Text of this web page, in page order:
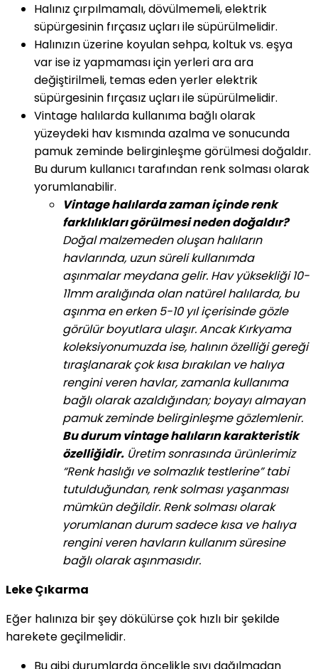
Halınız çırpılmamalı, dövülmemeli, elektrik
süpürgesinin fırçasız uçları ile süpürülmelidir.
Halınızın üzerine koyulan sehpa, koltuk vs. eşya
var ise iz yapmaması için yerleri ara ara
değiştirilmeli, temas eden yerler elektrik
süpürgesinin fırçasız uçları ile süpürülmelidir.
Vintage halılarda kullanıma bağlı olarak
yüzeydeki hav kısmında azalma ve sonucunda
pamuk zeminde belirginleşme görülmesi doğaldır.
Bu durum kullanıcı tarafından renk solması olarak
yorumlanabilir.
Vintage halılarda zaman içinde renk
farklılıkları görülmesi neden doğaldır?
Doğal malzemeden oluşan halıların
havlarında, uzun süreli kullanımda
aşınmalar meydana gelir. Hav yüksekliği 10-
11mm aralığında olan natürel halılarda, bu
aşınma en erken 5-10 yıl içerisinde gözle
görülür boyutlara ulaşır. Ancak Kırkyama
koleksiyonumuzda ise, halının özelliği gereği
tıraşlanarak çok kısa bırakılan ve halıya
rengini veren havlar, zamanla kullanıma
bağlı olarak azaldığından; boyayı almayan
pamuk zeminde belirginleşme gözlemlenir.
Bu durum vintage halıların karakteristik
özelliğidir. Üretim sonrasında ürünlerimiz
“Renk haslığı ve solmazlık testlerine” tabi
tutulduğundan, renk solması yaşanması
mümkün değildir. Renk solması olarak
yorumlanan durum sadece kısa ve halıya
rengini veren havların kullanım süresine
bağlı olarak aşınmasıdır.
Leke Çıkarma
Eğer halınıza bir şey dökülürse çok hızlı bir şekilde
harekete geçilmelidir.